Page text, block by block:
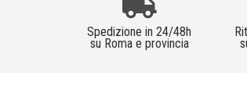
Spedizione in 24/48h
su Roma e provincia